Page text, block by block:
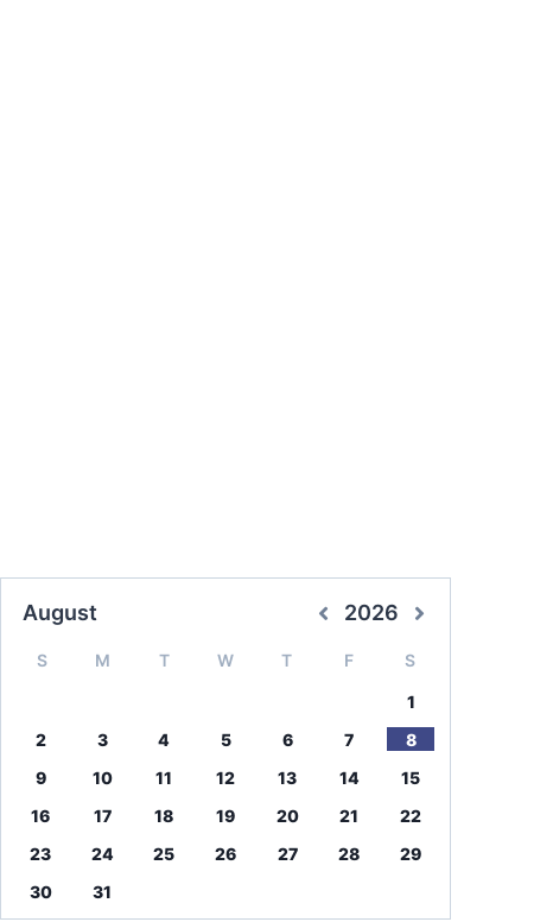
August 2026
S M T W T F S
1
2
3 4 5 6 7
8
9
10 11 12 13 14
15
16
17 18 19 20 21
22
23
24 25 26 27 28
29
30
31